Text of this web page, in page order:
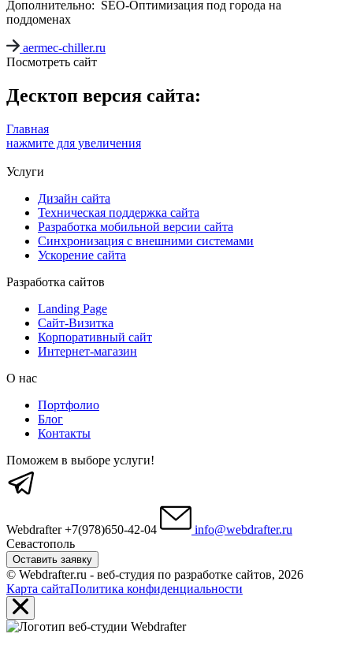
Дополнительно: SEO-Оптимизация под города на
поддоменах
aermec-chiller.ru
Посмотреть сайт
Десктоп версия сайта:
Главная
нажмите для увеличения
Услуги
Дизайн сайта
Техническая поддержка сайта
Разработка мобильной версии сайта
Синхронизация с внешними системами
Ускорение сайта
Разработка сайтов
Landing Page
Сайт-Визитка
Корпоративный сайт
Интернет-магазин
О нас
Портфолио
Блог
Контакты
Поможем в выборе услуги!
Webdrafter +7(978)650-42-04
info@webdrafter.ru
Севастополь
Оставить заявку
© Webdrafter.ru - веб-студия по разработке сайтов, 2026
Карта сайтаПолитика конфиденциальности